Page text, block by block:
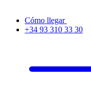
Cómo llegar
+34 93 310 33 30